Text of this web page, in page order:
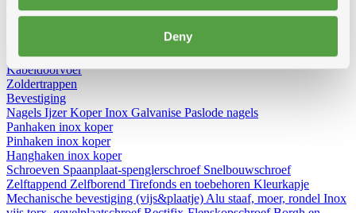
Deny
DiversenBirdex - Duivenpinnen OisipicVogelschrotenEterno
Schuimbanden en schuimgolvenExpantiebanden
TegeldragersMitronsAeros
Kabeldoorvoer
Zoldertrappen
Bevestiging
Nagels IjzerKoperInox Galvanise Paslode nagels
Panhaken inox koper
Pinhaken inox koper
Hanghaken inox koper
Schroeven Spaanplaat-spenglerschroef Snelbouwschroef
Zelftappend Zelfborend Tirefonds en toebehoren Kleurkapje
Mechanische bevestiging (vijs&plaatje) Alu staaf, moer, rondel Inox